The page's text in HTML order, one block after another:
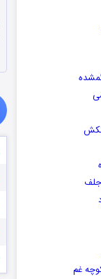
غم